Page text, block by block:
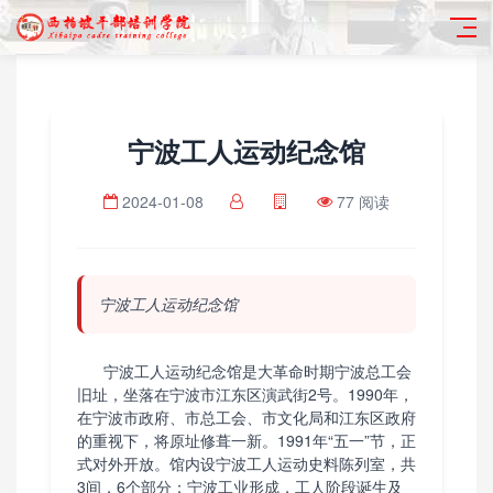
宁波工人运动纪念馆
2024-01-08 77 阅读
宁波工人运动纪念馆
宁波工人运动纪念馆是大革命时期宁波总工会
旧址，坐落在宁波市江东区演武街2号。1990年，
在宁波市政府、市总工会、市文化局和江东区政府
的重视下，将原址修葺一新。1991年“五一”节，正
式对外开放。馆内设宁波工人运动史料陈列室，共
3间，6个部分：宁波工业形成，工人阶段诞生及